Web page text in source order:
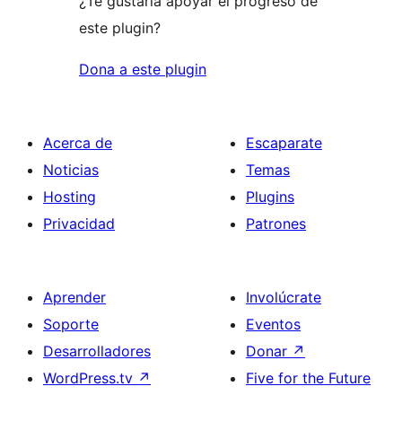
este plugin?
Dona a este plugin
Acerca de
Noticias
Hosting
Privacidad
Escaparate
Temas
Plugins
Patrones
Aprender
Soporte
Desarrolladores
WordPress.tv ↗
Involúcrate
Eventos
Donar ↗
Five for the Future